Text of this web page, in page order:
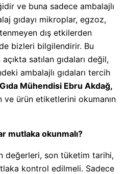
ve buna sadece ambalajlı
gıdayı mikroplar, egzoz,
dış etkilerden
bizleri bilgilendirir. Bu
satılan gıdaları değil,
ambalajlı gıdaları tercih
Gıda Mühendisi Ebru Akdağ,
ve ürün etiketlerini okumanın
mutlaka okunmalı?
değerleri, son tüketim tarihi,
kontrol edilmeli. Sadece